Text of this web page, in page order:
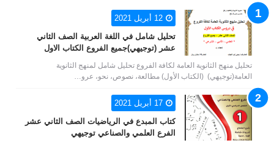
12 أبريل 2021
تحليل شامل في اللغة العربية الصف الثاني
عشر (توجيهي)جميع الفروع الكتاب الاول
تحليل منهج الثانوية العامة لكافة الفروع تحليل شامل لمنهج الثانوية
العامة(توجيهي) (الكتاب الأول) مطالعة، نصوص، نحو، عرو…
17 أبريل 2021
كتاب المبدع في الرياضيات الصف الثاني عشر
الفرع العلمي والصناعي توجيهي